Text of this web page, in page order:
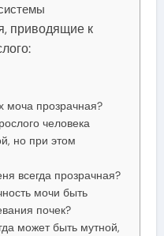
приводящие к
моча прозрачная?
человека
но при этом
всегда прозрачная?
мочи быть
почек?
может быть мутной,